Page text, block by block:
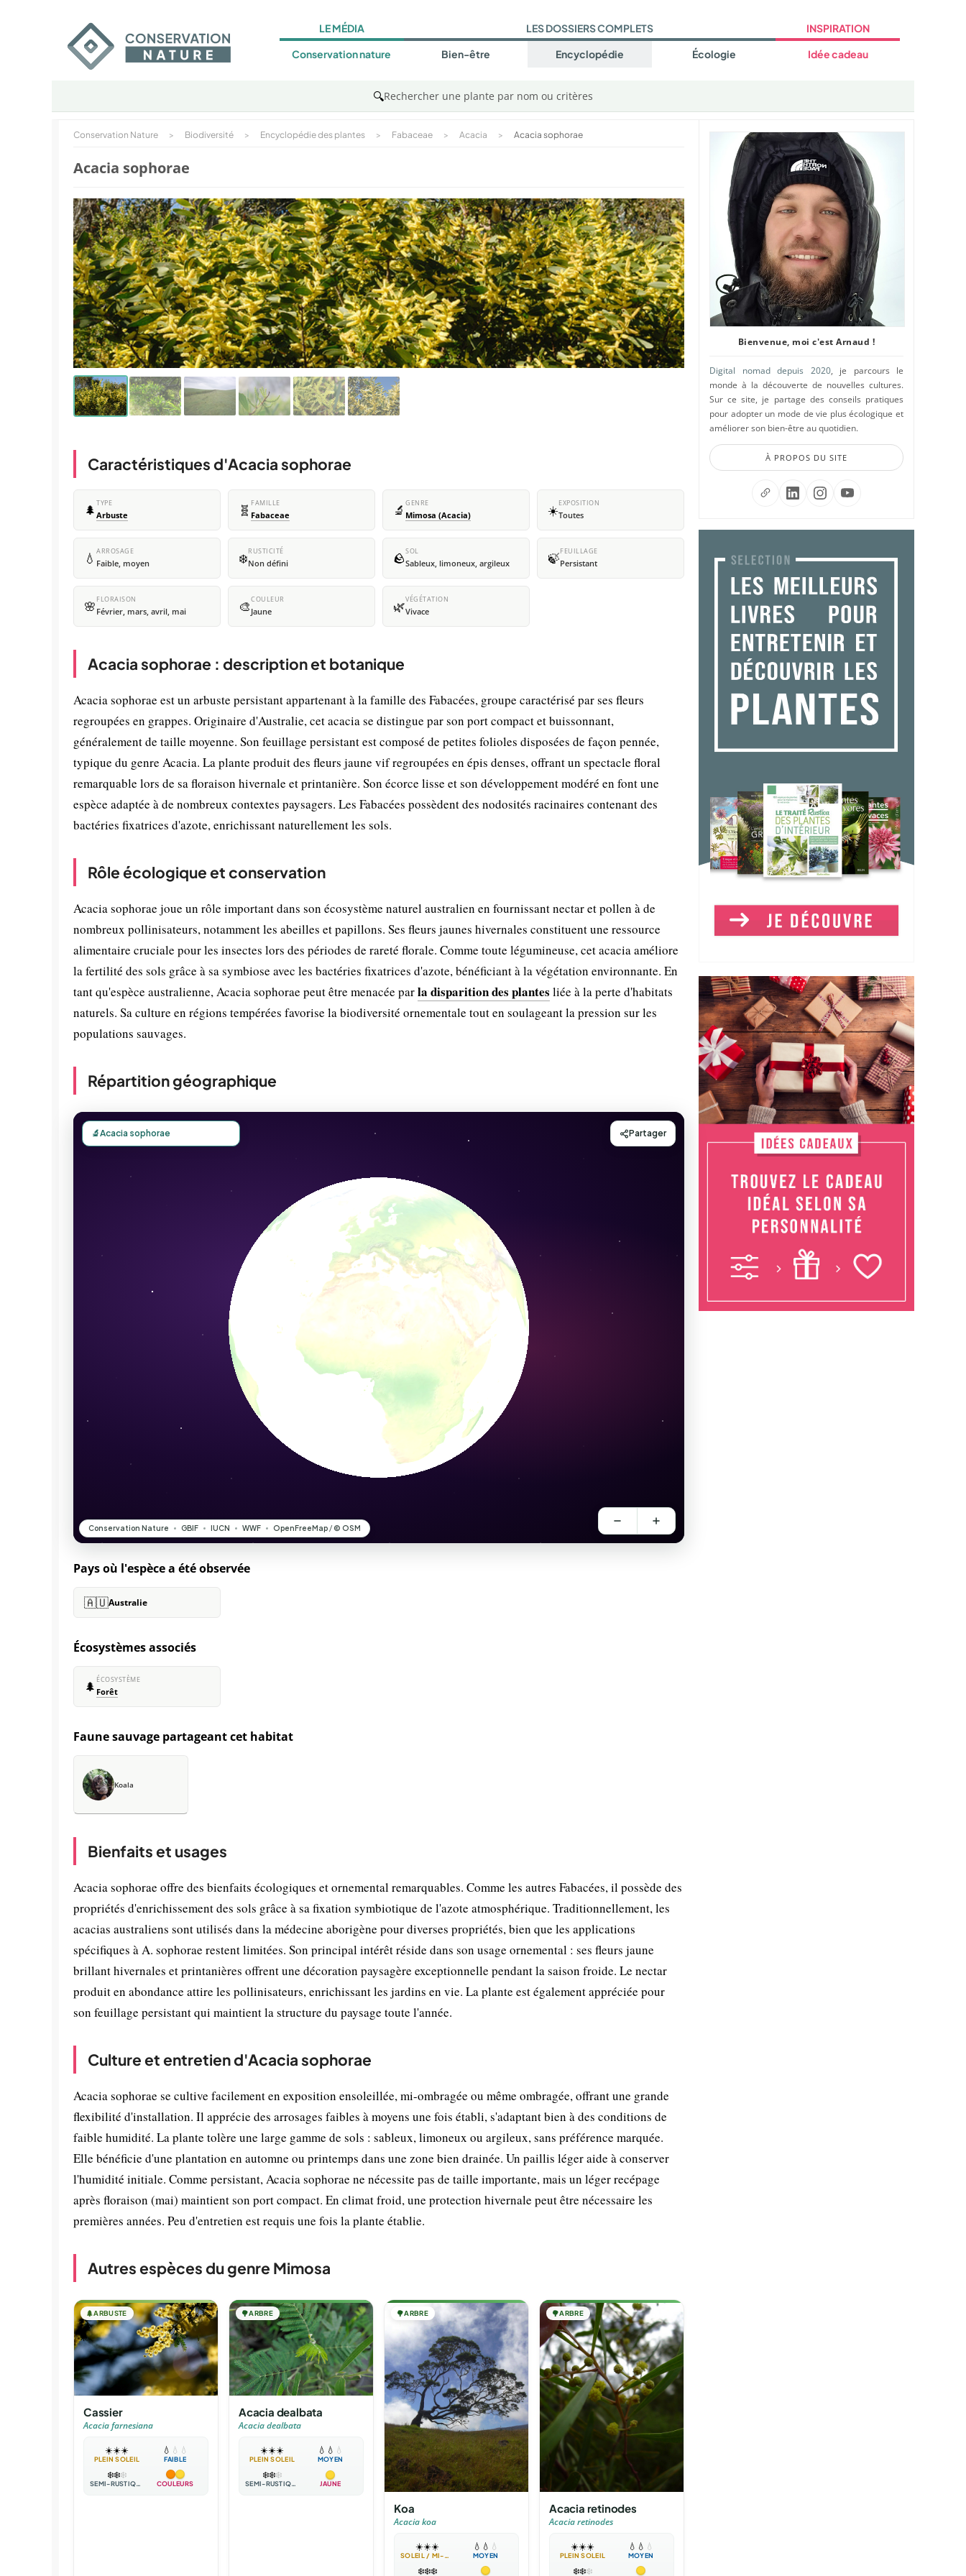
LE MÉDIA
Conservation nature
LES DOSSIERS COMPLETS
Bien-être Encyclopédie Écologie
INSPIRATION
Idée cadeau
🔍Rechercher une plante par nom ou critères
Conservation Nature > Biodiversité > Encyclopédie des plantes > Fabaceae > Acacia > Acacia sophorae
Acacia sophorae
Caractéristiques d'Acacia sophorae
🌲 TYPE
Arbuste 🧬 FAMILLE
Fabaceae 🔬 GENRE
Mimosa (Acacia) ☀️EXPOSITION
Toutes
💧 ARROSAGE
Faible, moyen ❄️RUSTICITÉ
Non défini 🪨SOL
Sableux, limoneux, argileux 🍃FEUILLAGE
Persistant
🌸 FLORAISON
Février, mars, avril, mai 🎨COULEUR
Jaune 🌿VÉGÉTATION
Vivace
Acacia sophorae : description et botanique
Acacia sophorae est un arbuste persistant appartenant à la famille des Fabacées, groupe caractérisé par ses fleurs
regroupées en grappes. Originaire d'Australie, cet acacia se distingue par son port compact et buissonnant,
généralement de taille moyenne. Son feuillage persistant est composé de petites folioles disposées de façon pennée,
typique du genre Acacia. La plante produit des fleurs jaune vif regroupées en épis denses, offrant un spectacle floral
remarquable lors de sa floraison hivernale et printanière. Son écorce lisse et son développement modéré en font une
espèce adaptée à de nombreux contextes paysagers. Les Fabacées possèdent des nodosités racinaires contenant des
bactéries fixatrices d'azote, enrichissant naturellement les sols.
Rôle écologique et conservation
Acacia sophorae joue un rôle important dans son écosystème naturel australien en fournissant nectar et pollen à de
nombreux pollinisateurs, notamment les abeilles et papillons. Ses fleurs jaunes hivernales constituent une ressource
alimentaire cruciale pour les insectes lors des périodes de rareté florale. Comme toute légumineuse, cet acacia améliore
la fertilité des sols grâce à sa symbiose avec les bactéries fixatrices d'azote, bénéficiant à la végétation environnante. En
tant qu'espèce australienne, Acacia sophorae peut être menacée parla disparition des plantes liée à la perte d'habitats
naturels. Sa culture en régions tempérées favorise la biodiversité ornementale tout en soulageant la pression sur les
populations sauvages.
Répartition géographique
Pays où l'espèce a été observée
🇦🇺Australie
Écosystèmes associés
🌲 ÉCOSYSTÈME
Forêt
Faune sauvage partageant cet habitat
Koala
Bienfaits et usages
Acacia sophorae offre des bienfaits écologiques et ornemental remarquables. Comme les autres Fabacées, il possède des
propriétés d'enrichissement des sols grâce à sa fixation symbiotique de l'azote atmosphérique. Traditionnellement, les
acacias australiens sont utilisés dans la médecine aborigène pour diverses propriétés, bien que les applications
spécifiques à A. sophorae restent limitées. Son principal intérêt réside dans son usage ornemental : ses fleurs jaune
brillant hivernales et printanières offrent une décoration paysagère exceptionnelle pendant la saison froide. Le nectar
produit en abondance attire les pollinisateurs, enrichissant les jardins en vie. La plante est également appréciée pour
son feuillage persistant qui maintient la structure du paysage toute l'année.
Culture et entretien d'Acacia sophorae
Acacia sophorae se cultive facilement en exposition ensoleillée, mi-ombragée ou même ombragée, offrant une grande
flexibilité d'installation. Il apprécie des arrosages faibles à moyens une fois établi, s'adaptant bien à des conditions de
faible humidité. La plante tolère une large gamme de sols : sableux, limoneux ou argileux, sans préférence marquée.
Elle bénéficie d'une plantation en automne ou printemps dans une zone bien drainée. Un paillis léger aide à conserver
l'humidité initiale. Comme persistant, Acacia sophorae ne nécessite pas de taille importante, mais un léger recépage
après floraison (mai) maintient son port compact. En climat froid, une protection hivernale peut être nécessaire les
premières années. Peu d'entretien est requis une fois la plante établie.
Autres espèces du genre Mimosa
🌲ARBUSTE
Cassier
Acacia farnesiana
☀️☀️☀️
PLEIN SOLEIL
💧 💧 💧
FAIBLE
❄️❄️❄️
SEMI-RUSTIQUE COULEURS
🌳ARBRE
Acacia dealbata
Acacia dealbata
☀️☀️☀️
PLEIN SOLEIL
💧 💧 💧
MOYEN
❄️❄️❄️
SEMI-RUSTIQUE JAUNE
🌳ARBRE
Koa
Acacia koa
☀️☀️☀️
SOLEIL / MI-OMBRE
💧 💧 💧
MOYEN
❄️❄️❄️
🌳ARBRE
Acacia retinodes
Acacia retinodes
☀️☀️☀️
PLEIN SOLEIL
💧 💧 💧
MOYEN
❄️❄️❄️
Bienvenue, moi c'est Arnaud !
Digital nomad depuis 2020, je parcours le
monde à la découverte de nouvelles cultures.
Sur ce site, je partage des conseils pratiques
pour adopter un mode de vie plus écologique et
améliorer son bien-être au quotidien.
À PROPOS DU SITE